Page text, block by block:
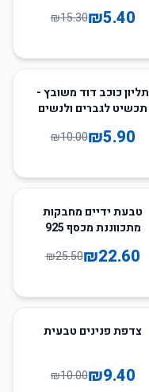
₪5.40
₪15.30
41
תליון כוכב דוד משובץ -
תכשיט לגברים ולנשים
₪5.90
₪10.00
11טבעת ידיים מחבקות
מתכווננת מכסף 925
₪22.60
₪25.50
צדפת פנינים טבעית
₪9.40
₪10.00